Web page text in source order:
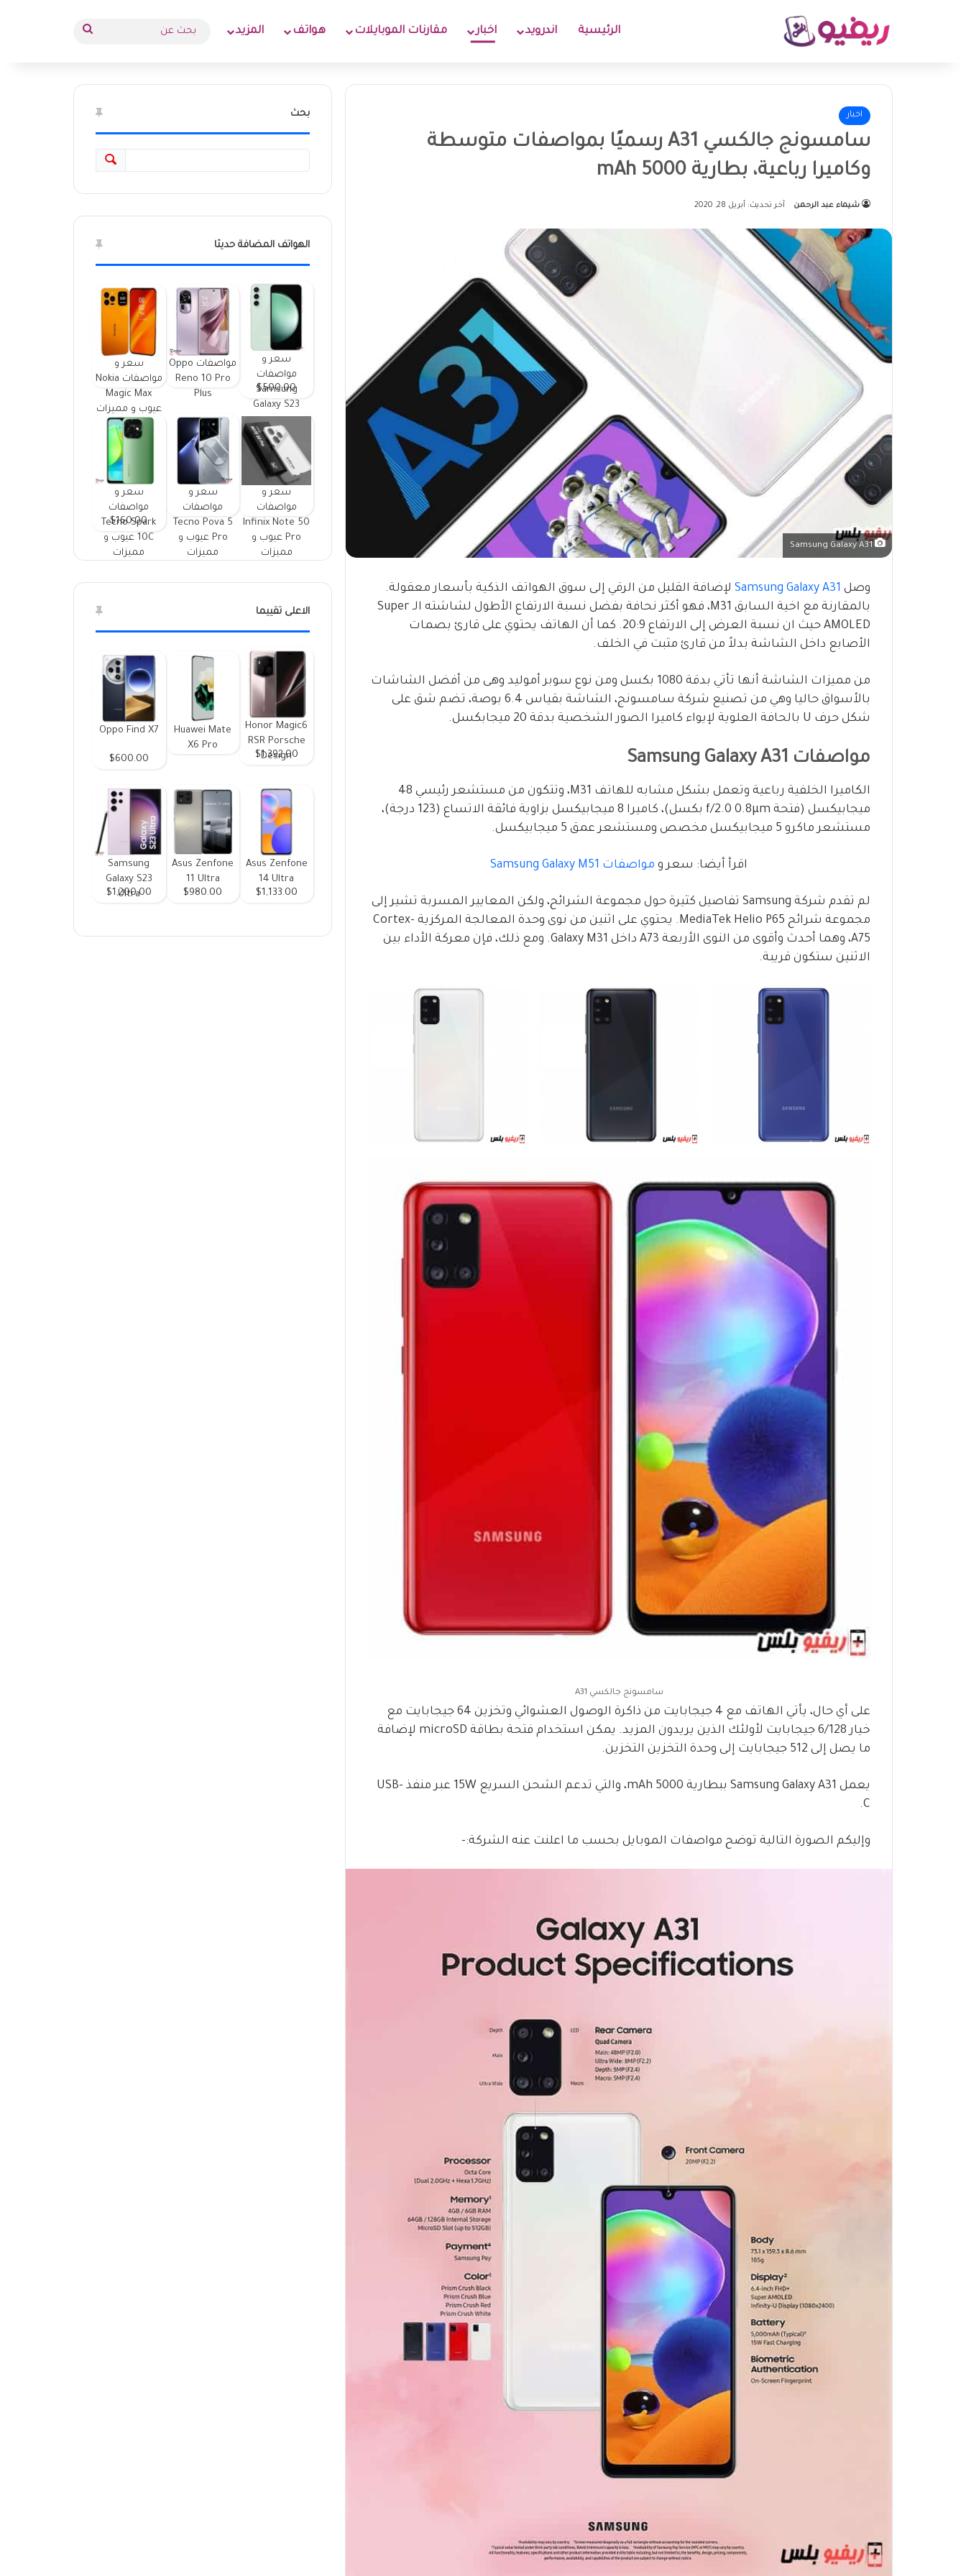
الرئيسية اندرويد اخبار مقارنات الموبايلات هواتف المزيد بحث
اخبار
سامسونج جالكسي A31 رسميًا بمواصفات متوسطة
وكاميرا رباعية، بطارية 5000 mAh
شيماء عبد الرحمن آخر تحديث: أبريل 28, 2020
وصل Samsung Galaxy A31 لإضافة القليل من الرقي إلى سوق الهواتف الذكية بأسعار معقولة.
بالمقارنة مع اخية السابق M31، فهو أكثر نحافة بفضل نسبة الارتفاع الأطول لشاشته الـ Super
AMOLED حيث ان نسبة العرض إلى الارتفاع 20:9. كما أن الهاتف يحتوي على قارئ بصمات
الأصابع داخل الشاشة بدلاً من قارئ مثبت في الخلف.
من مميزات الشاشة أنها تأتي بدقة 1080 بكسل ومن نوع سوبر أموليد وهى من أفضل الشاشات
بالأسواق حاليا وهي من تصنيع شركة سامسونج، الشاشة بقياس 6.4 بوصة، تضم شق على
شكل حرف U بالحافة العلوية لإيواء كاميرا الصور الشخصية بدقة 20 ميجابكسل.
مواصفات Samsung Galaxy A31
الكاميرا الخلفية رباعية وتعمل بشكل مشابه للهاتف M31، وتتكون من مستشعر رئيسي 48
ميجابيكسل (فتحة f/2.0 0.8µm بكسل)، كاميرا 8 ميجابيكسل بزاوية فائقة الاتساع (123 درجة)،
مستشعر ماكرو 5 ميجابيكسل مخصص ومستشعر عمق 5 ميجابيكسل.
اقرأ أيضا: سعر و مواصفات Samsung Galaxy M51
لم تقدم شركة Samsung تفاصيل كثيرة حول مجموعة الشرائح، ولكن المعايير المسربة تشير إلى
مجموعة شرائح MediaTek Helio P65. يحتوي على اثنين من نوى وحدة المعالجة المركزية Cortex-
A75، وهما أحدث وأقوى من النوى الأربعة A73 داخل Galaxy M31. ومع ذلك، فإن معركة الأداء بين
الاثنين ستكون قريبة.
سامسونج جالكسي A31
على أي حال، يأتي الهاتف مع 4 جيجابايت من ذاكرة الوصول العشوائي وتخزين 64 جيجابايت مع
خيار 6/128 جيجابايت لأولئك الذين يريدون المزيد. يمكن استخدام فتحة بطاقة microSD لإضافة
ما يصل إلى 512 جيجابايت إلى وحدة التخزين التخزين.
يعمل Samsung Galaxy A31 ببطارية 5000 mAh، والتي تدعم الشحن السريع 15W عبر منفذ USB-
C.
وإليكم الصورة التالية توضح مواصفات الموبايل بحسب ما اعلنت عنه الشركة:-
بحث
الهواتف المضافة حديثا
سعر و
مواصفات
Samsung
Galaxy S23
FE ومميزات
وعيوب
$500.00
مواصفات Oppo
Reno 10 Pro
Plus
سعر و
مواصفات Nokia
Magic Max
عيوب و مميزات
سعر و
مواصفات
Infinix Note 50
Pro عيوب و
مميزات
سعر و
مواصفات
Tecno Pova 5
Pro عيوب و
مميزات
سعر و
مواصفات
Tecno Spark
10C عيوب و
مميزات
$160.00
الاعلى تقييما
Honor Magic6
RSR Porsche
Design
$1,392.00
Huawei Mate
X6 Pro
Oppo Find X7
$600.00
Asus Zenfone
14 Ultra
$1,133.00
Asus Zenfone
11 Ultra
$980.00
Samsung
Galaxy S23
Ultra
$1,200.00